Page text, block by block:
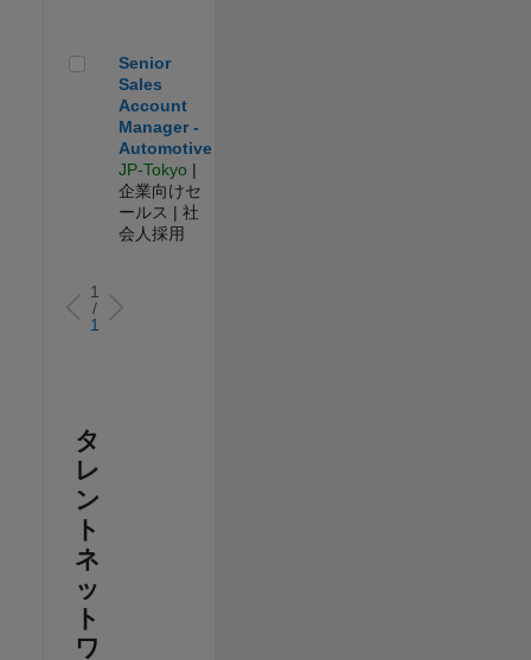
Senior Sales Account Manager - Automotive
Senior
Sales
Account
Manager -
Automotive
JP-Tokyo |
企業向けセ
ールス | 社
会人採用
1
/
1
タ
レ
ン
ト
ネ
ッ
ト
ワ